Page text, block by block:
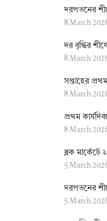
দরপতনের
8 March
দর বৃদ্ধির
8 March
সপ্তাহের
8 March
প্রথম
8 March
ব্লক মার্কেটে
5 March
দরপতনের
5 March